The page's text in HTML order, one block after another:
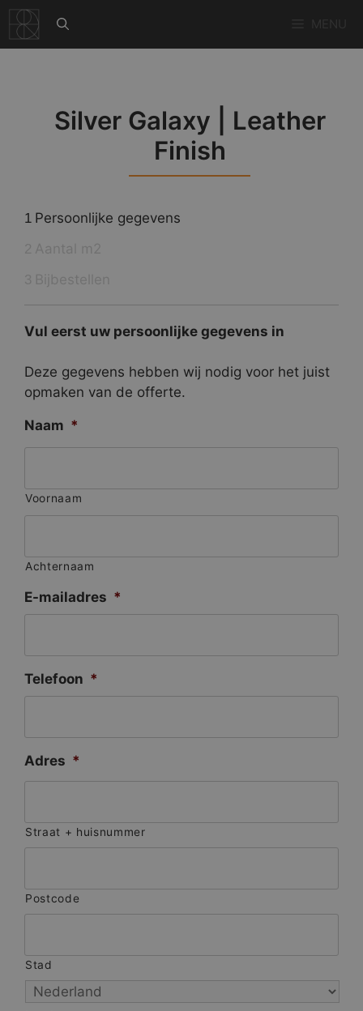
naar
de
Silver Galaxy | Leather
Finish
1 Persoonlijke gegevens
Vul eerst uw persoonlijke gegevens in
Deze gegevens hebben wij nodig voor het juist
opmaken van de offerte.
Naam *
Voornaam
Achternaam
E-mailadres *
Telefoon *
Adres *
Straat + huisnummer
Postcode
Stad